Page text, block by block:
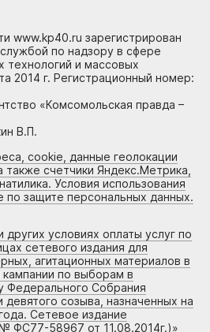
www.kp40.ru зарегистрирован
по надзору в сфере
технологий и массовых
2014 г. Регистрационный номер:
«Комсомольская правда –
В.П.
cookie, данные геолокации
также счетчики Яндекс.Метрика,
Условия использования
по защите персональных данных.
условиях оплаты услуг по
сетевого издания для
агитационных материалов в
по выборам в
Федерального Собрания
созыва, назначенных на
Сетевое издание
ФС77-58967 от 11.08.2014г.)»